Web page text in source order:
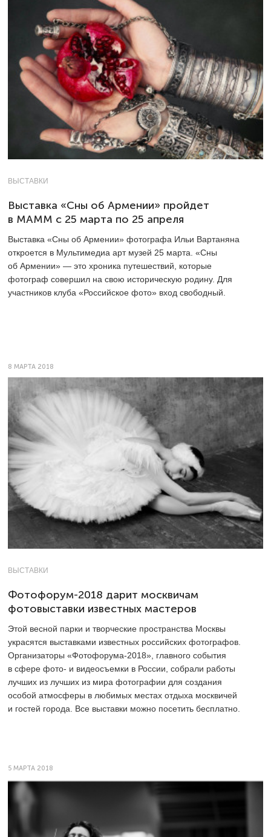
ВЫСТАВКИ
Выставка «Сны об Армении» пройдет
в MAMM c 25 марта по 25 апреля
Выставка «Сны об Армении» фотографа Ильи Вартаняна
откроется в Мультимедиа арт музей 25 марта. «Сны
об Армении» — это хроника путешествий, которые
фотограф совершил на свою историческую родину. Для
участников клуба «Российское фото» вход свободный.
8 МАРТА 2018
ВЫСТАВКИ
Фотофорум-2018 дарит москвичам
фотовыставки известных мастеров
Этой весной парки и творческие пространства Москвы
украсятся выставками известных российских фотографов.
Организаторы «Фотофорума-2018», главного события
в сфере фото- и видеосъемки в России, собрали работы
лучших из лучших из мира фотографии для создания
особой атмосферы в любимых местах отдыха москвичей
и гостей города. Все выставки можно посетить бесплатно.
5 МАРТА 2018